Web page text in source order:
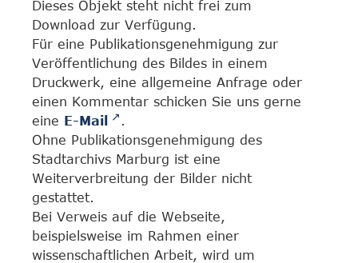
Dieses Objekt steht nicht frei zum
Download zur Verfügung.
Für eine Publikationsgenehmigung zur
Veröffentlichung des Bildes in einem
Druckwerk, eine allgemeine Anfrage oder
einen Kommentar schicken Sie uns gerne
eine E-Mail
.
Ohne Publikationsgenehmigung des
Stadtarchivs Marburg ist eine
Weiterverbreitung der Bilder nicht
gestattet.
Bei Verweis auf die Webseite,
beispielsweise im Rahmen einer
wissenschaftlichen Arbeit, wird um